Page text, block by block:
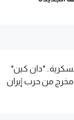
"دان كين"
من حرب إيران